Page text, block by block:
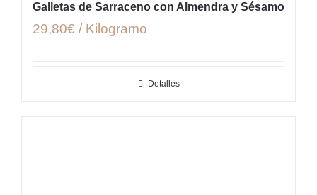
Galletas de Sarraceno con Almendra y Sésamo
29,80€ / Kilogramo
Detalles